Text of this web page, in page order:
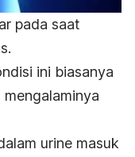
pada saat
ini biasanya
urine masuk